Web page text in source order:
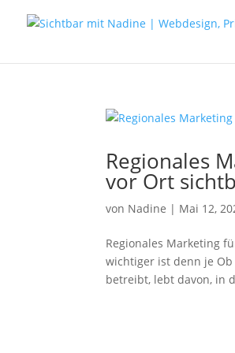
Regionales
vor Ort
von Nadine | Mai 12,
Regionales Marketing
wichtiger ist denn je
betreibt, lebt davon, in